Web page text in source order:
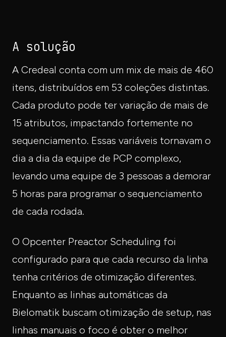
A solução
A Credeal conta com um mix de mais de 460
itens, distribuídos em 53 coleções distintas.
Cada produto pode ter variação de mais de
15 atributos, impactando fortemente no
sequenciamento. Essas variáveis tornavam o
dia a dia da equipe de PCP complexo,
levando uma equipe de 3 pessoas a demorar
5 horas para programar o sequenciamento
de cada rodada.
O Opcenter Preactor Scheduling foi
configurado para que cada recurso da linha
tenha critérios de otimização diferentes.
Enquanto as linhas automáticas da
Bielomatik buscam otimização de setup, nas
linhas manuais o foco é obter o melhor